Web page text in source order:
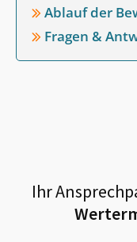
Ablauf der
Fragen &
Ihr